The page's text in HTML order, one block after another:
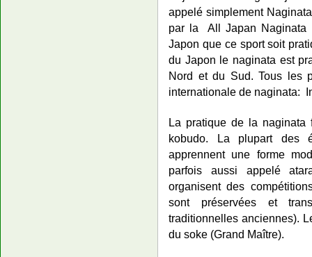
appelé simplement
par la All Japan Naginata
Japon que ce sport soit
du Japon le naginata est
Nord et du Sud. Tous les
internationale de naginata:
La pratique de la
kobudo. La plupart des
apprennent une forme
parfois aussi appelé
organisent des
sont préservées et
traditionnelles anciennes).
du soke (Grand Maître).